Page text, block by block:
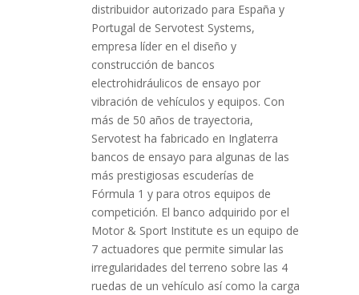
distribuidor autorizado para España y
Portugal de Servotest Systems,
empresa líder en el diseño y
construcción de bancos
electrohidráulicos de ensayo por
vibración de vehículos y equipos. Con
más de 50 años de trayectoria,
Servotest ha fabricado en Inglaterra
bancos de ensayo para algunas de las
más prestigiosas escuderías de
Fórmula 1 y para otros equipos de
competición. El banco adquirido por el
Motor & Sport Institute es un equipo de
7 actuadores que permite simular las
irregularidades del terreno sobre las 4
ruedas de un vehículo así como la carga